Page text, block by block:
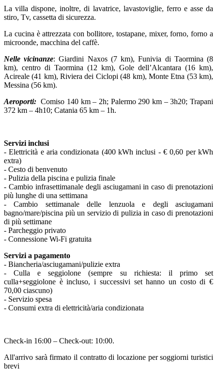
La villa dispone, inoltre, di lavatrice, lavastoviglie, ferro e asse da
stiro, Tv, cassetta di sicurezza.
La cucina è attrezzata con bollitore, tostapane, mixer, forno, forno a
microonde, macchina del caffè.
Nelle vicinanze: Giardini Naxos (7 km), Funivia di Taormina (8
km), centro di Taormina (12 km), Gole dell’Alcantara (16 km),
Acireale (41 km), Riviera dei Ciclopi (48 km), Monte Etna (53 km),
Messina (56 km).
Aeroporti: Comiso 140 km – 2h; Palermo 290 km – 3h20; Trapani
372 km – 4h10; Catania 65 km – 1h.
Servizi inclusi
- Elettricità e aria condizionata (400 kWh inclusi - € 0,60 per kWh
extra)
- Cesto di benvenuto
- Pulizia della piscina e pulizia finale
- Cambio infrasettimanale degli asciugamani in caso di prenotazioni
più lunghe di una settimana
- Cambio settimanale delle lenzuola e degli asciugamani
bagno/mare/piscina più un servizio di pulizia in caso di prenotazioni
di più settimane
- Parcheggio privato
- Connessione Wi-Fi gratuita
Servizi a pagamento
- Biancheria/asciugamani/pulizie extra
- Culla e seggiolone (sempre su richiesta: il primo set
culla+seggiolone è incluso, i successivi set hanno un costo di €
70,00 ciascuno)
- Servizio spesa
- Consumi extra di elettricità/aria condizionata
Check-in 16:00 – Check-out: 10:00.
All'arrivo sarà firmato il contratto di locazione per soggiorni turistici
brevi